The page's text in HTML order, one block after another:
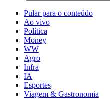
Pular para o conteúdo
Ao vivo
Política
Money
WW
Agro
Infra
IA
Esportes
Viagem & Gastronomia